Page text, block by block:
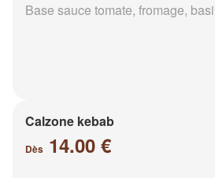
Base sauce tomate, fromage,
Calzone kebab
Dès 14.00 €